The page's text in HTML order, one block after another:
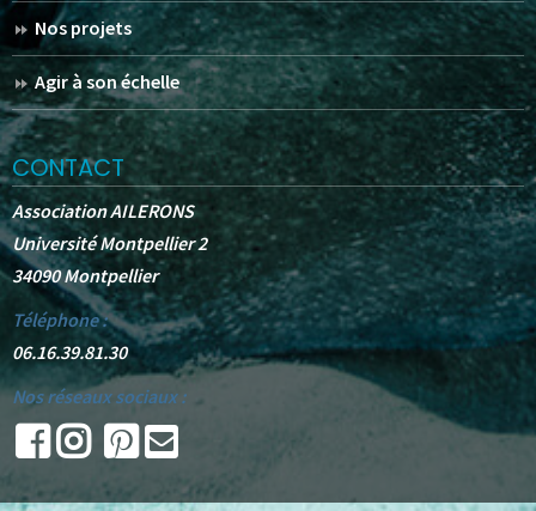
Nos projets
Agir à son échelle
CONTACT
Association AILERONS
Université Montpellier 2
34090 Montpellier
Téléphone :
06.16.39.81.30
Nos réseaux sociaux :